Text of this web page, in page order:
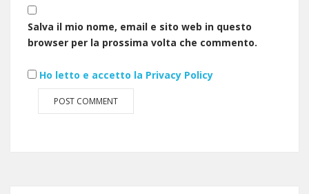
Salva il mio nome, email e sito web in questo
browser per la prossima volta che commento.
Ho letto e accetto la Privacy Policy